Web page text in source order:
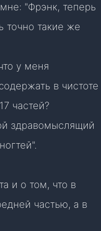
"Фрэнк, теперь
точно такие же
у меня
в чистоте
частей?
здравомыслящий
и о том, что в
частью, а в